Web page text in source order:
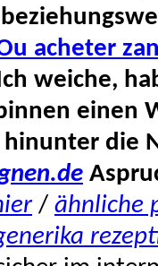
acheter
weiche,
einen
die
/ ähnliche